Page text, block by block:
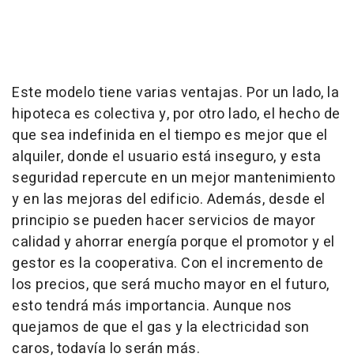
Este modelo tiene varias ventajas. Por un lado, la
hipoteca es colectiva y, por otro lado, el hecho de
que sea indefinida en el tiempo es mejor que el
alquiler, donde el usuario está inseguro, y esta
seguridad repercute en un mejor mantenimiento
y en las mejoras del edificio. Además, desde el
principio se pueden hacer servicios de mayor
calidad y ahorrar energía porque el promotor y el
gestor es la cooperativa. Con el incremento de
los precios, que será mucho mayor en el futuro,
esto tendrá más importancia. Aunque nos
quejamos de que el gas y la electricidad son
caros, todavía lo serán más.